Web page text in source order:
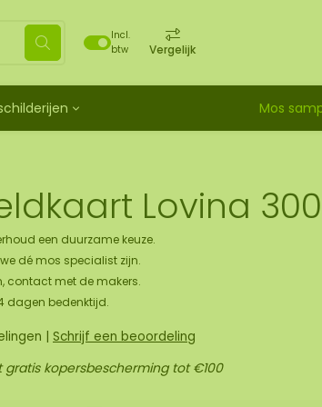
Incl.
btw
Vergelijk
Mos
Lovina
een duurzame keuze.
dé mos specialist zijn.
contact met de makers.
dagen bedenktijd.
| Schrijf een beoordeling
gratis kopersbescherming tot €100